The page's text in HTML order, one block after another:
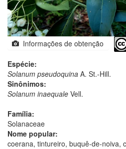
Informações de obtenção
Espécie:
Solanum pseudoquina A. St.-Hill.
Sinônimos:
Solanum inaequale Vell.
Família:
Solanaceae
Nome popular:
coerana, tintureiro, buquê-de-noiva,